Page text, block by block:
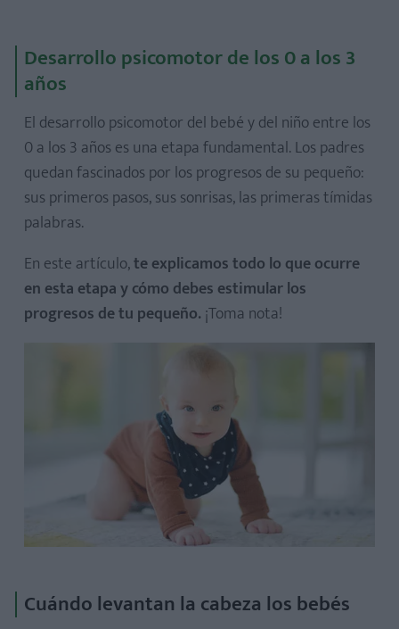
Desarrollo psicomotor de los 0 a los 3
años
El desarrollo psicomotor del bebé y del niño entre los
0 a los 3 años es una etapa fundamental. Los padres
quedan fascinados por los progresos de su pequeño:
sus primeros pasos, sus sonrisas, las primeras tímidas
palabras.
En este artículo,te explicamos todo lo que ocurre
en esta etapa y cómo debes estimular los
progresos de tu pequeño. ¡Toma nota!
Cuándo levantan la cabeza los bebés